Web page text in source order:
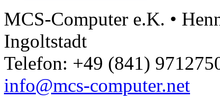
MCS-Computer e.K. •
Ingoltstadt
Telefon: +49 (841)
info@mcs-computer.net